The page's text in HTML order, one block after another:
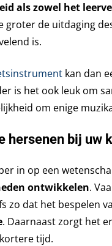
als zowel het
groter de uitdaging
is.
kan dan
is het ook leuk om
om enige
hersenen bij uw
in op een
ontwikkelen.
zo dat het bespelen
. Daarnaast zorgt het
tijd.